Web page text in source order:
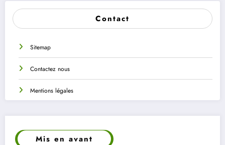
Contact
Sitemap
Contactez nous
Mentions légales
Mis en avant